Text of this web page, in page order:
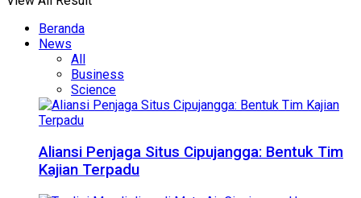
Beranda
News
All
Business
Science
Aliansi Penjaga Situs Cipujangga: Bentuk Tim
Kajian Terpadu